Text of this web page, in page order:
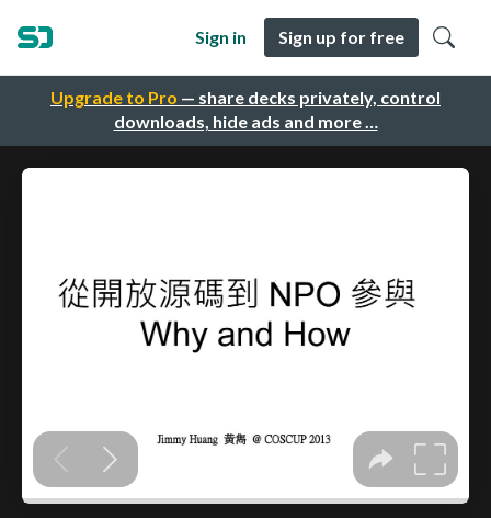
Upgrade to Pro — share decks privately, control
downloads, hide ads and more …
Sign in Sign up for free